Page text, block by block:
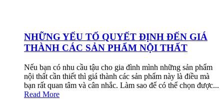
NHỮNG YẾU TỐ QUYẾT ĐỊNH ĐẾN GIÁ
THÀNH CÁC SẢN PHẨM NỘI THẤT
Nếu bạn có nhu cầu tậu cho gia đình mình những sản phẩm
nội thất cần thiết thì giá thành các sản phẩm này là điều mà
bạn rất quan tâm và cân nhắc. Làm sao để có thể chọn được...
Read More